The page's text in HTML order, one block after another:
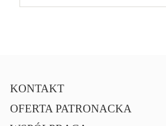
KONTAKT
OFERTA PATRONACKA